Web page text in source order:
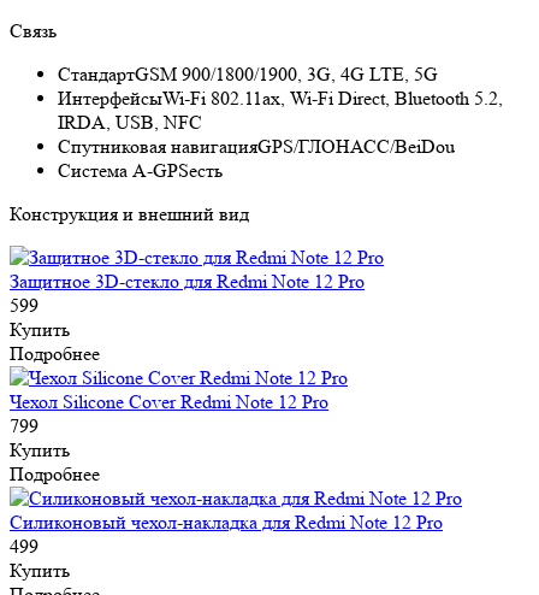
Связь
СтандартGSM 900/1800/1900, 3G, 4G LTE, 5G
ИнтерфейсыWi-Fi 802.11ax, Wi-Fi Direct, Bluetooth 5.2,
IRDA, USB, NFC
Спутниковая навигацияGPS/ГЛОНАСС/BeiDou
Cистема A-GPSесть
Конструкция и внешний вид
Защитное 3D-стекло для Redmi Note 12 Pro
599
Купить
Подробнее
Чехол Silicone Cover Redmi Note 12 Pro
799
Купить
Подробнее
Силиконовый чехол-накладка для Redmi Note 12 Pro
499
Купить